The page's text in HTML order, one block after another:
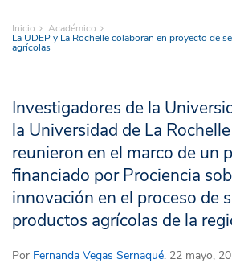
Inicio Académico
La UDEP y La Rochelle colaboran en proyecto de
agrícolas
Investigadores de la
la Universidad de La
reunieron en el marco de un
financiado por Prociencia
innovación en el proceso de
productos agrícolas de la
Por Fernanda Vegas Sernaqué. 22 mayo,